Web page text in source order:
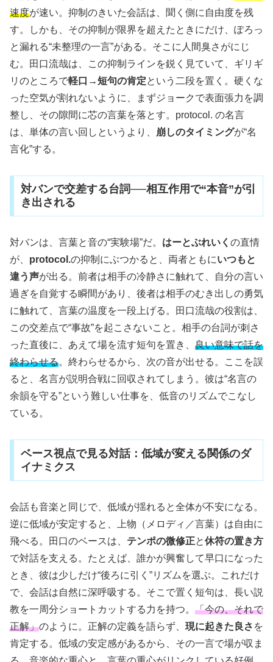
速度が速い。抑制のきいた会話は、聞く側に自由度を残
す。しかも、その抑制が限界を超えたときにだけ、ぽろっ
と漏れる“未整理の一言”がある。そこに人間臭さがにじ
む。田口流哉は、この抑制ラインを鋭く見ていて、ギリギ
リのところで軽口→短句の肯定という二段を置く。硬くな
った空気が割れないように、まずジョークで表面張力を調
整し、その隙間に芯の言葉を落とす。protocol. の名言
は、単体の言い回しというより、
崩しのタイミングが“名
言化”する。
対バンで交差する台詞──相互作用で“本音”が引
き出される
対バンは、言葉と音の“実験場”だ。 はーとぶれいく の直情
が、 protocol.の抑制にぶつかると、両者ともにいつもと
違う声が出る。前者は相手の冷静さに触れて、自分の言い
過ぎを自覚する瞬間があり、後者は相手のむき出しの勇気
に触れて、言葉の温度を一段上げる。田口流哉の役割は、
この交差点で“事故”を起こさないこと。相手の台詞が刺さ
った直後に、あえて場を流す短句を置き、 良い意味で話を
終わらせる。終わらせるから、次の音が出せる。ここを誤
ると、名言が説明合戦に回収されてしまう。彼は“名言の
余韻を守る”という難しい仕事を、低音のリズムでこなし
ている。
ベース視点で見る対話：低域が変える関係のダ
イナミクス
会話も音楽と同じで、低域が揺れると全体が不安になる。
逆に低域が安定すると、上物（メロディ／言葉）は自由に
飛べる。田口のベースは、 テンポの微修正と休符の置き方
で対話を支える。たとえば、誰かが興奮して早口になった
とき、彼は少しだけ“後ろに引く”リズムを選ぶ。これだけ
で、会話は自然に深呼吸する。そこで置く短句は、長い説
教を一周分ショートカットする力を持つ。 「今の、それで
正解」のように。正解の定義を語らず、 現に起きた良さ を
肯定する。低域の安定感があるから、その一言で場が収ま